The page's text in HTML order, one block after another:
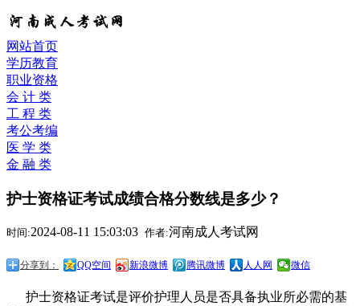
网站首页
学历教育
职业资格
会 计 类
工 程 类
考公考编
医 学 类
金 融 类
护士资格证考试成绩合格分数线是多少？
时间:2024-08-11 15:03:03 作者:河南成人考试网
分享到： QQ空间 新浪微博 腾讯微博 人人网 微信
护士资格证考试是评价护理人员是否具备执业所必需的基